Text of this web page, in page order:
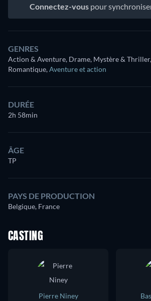
Connectez-vous pour
GENRES
Action & Aventure, Drame, Mystère &
Romantique,Aventure et action
DURÉE
2h 58min
ÂGE
TP
PAYS DE PRODUCTION
Belgique, France
CASTING
Pierre Niney